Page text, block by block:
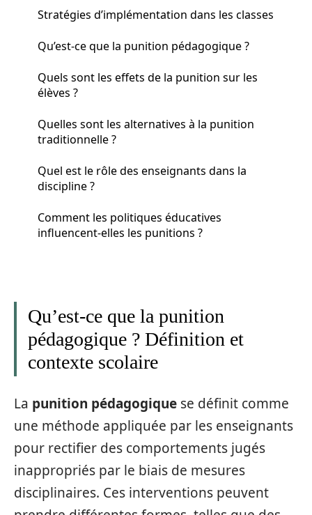
Stratégies d’implémentation dans les classes
Qu’est-ce que la punition pédagogique ?
Quels sont les effets de la punition sur les
élèves ?
Quelles sont les alternatives à la punition
traditionnelle ?
Quel est le rôle des enseignants dans la
discipline ?
Comment les politiques éducatives
influencent-elles les punitions ?
Qu’est-ce que la punition
pédagogique ? Définition et
contexte scolaire
La punition pédagogique se définit comme
une méthode appliquée par les enseignants
pour rectifier des comportements jugés
inappropriés par le biais de mesures
disciplinaires. Ces interventions peuvent